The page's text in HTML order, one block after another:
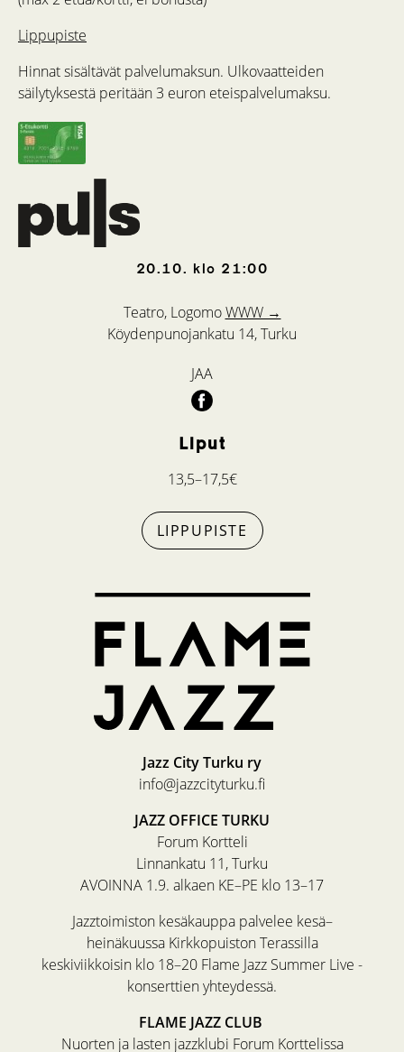
20.10. klo 21:00
Teatro, LogomoWWW →
Köydenpunojankatu 14, Turku
JAA
Liput
13,5–17,5€
LIPPUPISTE
Lippupiste
Hinnat sisältävät palvelumaksun. Ulkovaatteiden
säilytyksestä peritään 3 euron eteispalvelumaksu.
Jazz City Turku ry
info@jazzcityturku.fi
JAZZ OFFICE TURKU
Forum Kortteli
Linnankatu 11, Turku
AVOINNA 1.9. alkaen KE–PE klo 13–17
Jazztoimiston kesäkauppa palvelee kesä–
heinäkuussa Kirkkopuiston Terassilla
keskiviikkoisin klo 18–20 Flame Jazz Summer Live -
konserttien yhteydessä.
FLAME JAZZ CLUB
Nuorten ja lasten jazzklubi Forum Korttelissa